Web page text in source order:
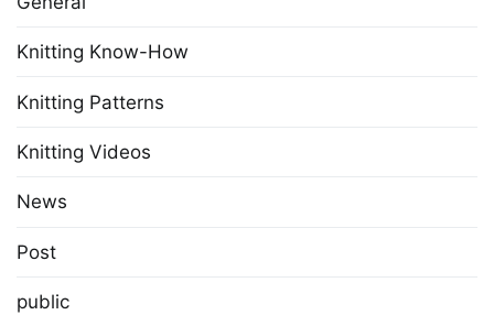
Knitting Know-How
Knitting Patterns
Knitting Videos
News
Post
public